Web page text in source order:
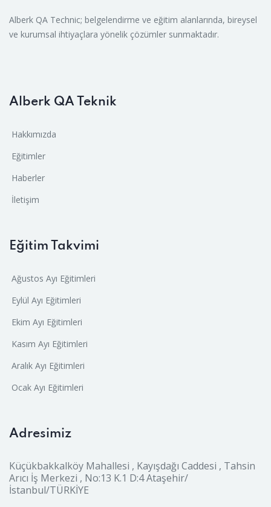
Alberk QA Technic; belgelendirme ve eğitim alanlarında, bireysel
ve kurumsal ihtiyaçlara yönelik çözümler sunmaktadır.
Alberk QA Teknik
Hakkımızda
Eğitimler
Haberler
İletişim
Eğitim Takvimi
Ağustos Ayı Eğitimleri
Eylül Ayı Eğitimleri
Ekim Ayı Eğitimleri
Kasım Ayı Eğitimleri
Aralık Ayı Eğitimleri
Ocak Ayı Eğitimleri
Adresimiz
Küçükbakkalköy Mahallesi , Kayışdağı Caddesi , Tahsin
Arıcı İş Merkezi , No:13 K.1 D:4 Ataşehir/
İstanbul/TÜRKİYE